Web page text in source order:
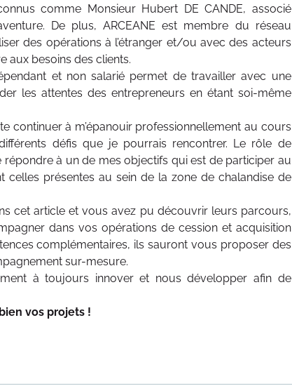
comme Monsieur Hubert DE CANDE, associé
De plus, ARCEANE est membre du réseau
des opérations à l’étranger et/ou avec des acteurs
aux besoins des clients.
et non salarié permet de travailler avec une
les attentes des entrepreneurs en étant soi-même
continuer à m’épanouir professionnellement au cours
défis que je pourrais rencontrer. Le rôle de
à un de mes objectifs qui est de participer au
celles présentes au sein de la zone de chalandise de
cet article et vous avez pu découvrir leurs parcours,
dans vos opérations de cession et acquisition
complémentaires, ils sauront vous proposer des
sur-mesure.
à toujours innover et nous développer afin de
vos projets !